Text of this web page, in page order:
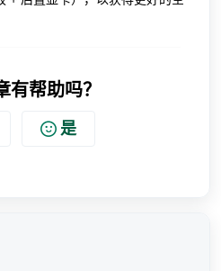
有帮助吗？
是